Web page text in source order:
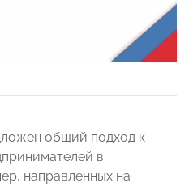
общий подход к
в
направленных на